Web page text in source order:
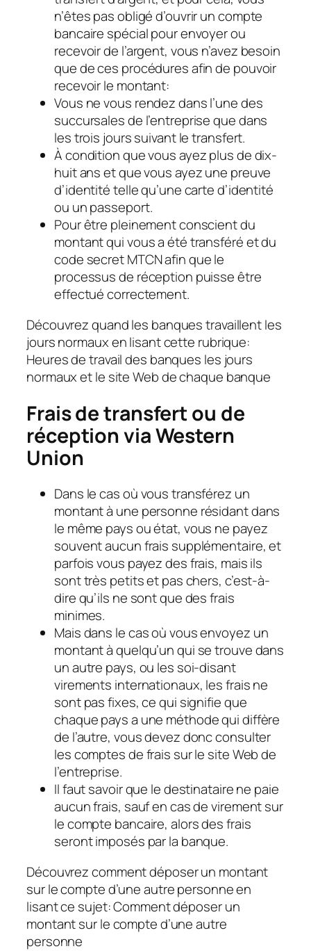
n’êtes pas obligé d’ouvrir un compte
bancaire spécial pour envoyer ou
recevoir de l’argent, vous n’avez besoin
que de ces procédures afin de pouvoir
recevoir le montant:
Vous ne vous rendez dans l’une des
succursales de l’entreprise que dans
les trois jours suivant le transfert.
À condition que vous ayez plus de dix-
huit ans et que vous ayez une preuve
d’identité telle qu’une carte d’identité
ou un passeport.
Pour être pleinement conscient du
montant qui vous a été transféré et du
code secret MTCN afin que le
processus de réception puisse être
effectué correctement.
Découvrez quand les banques travaillent les
jours normaux en lisant cette rubrique:
Heures de travail des banques les jours
normaux et le site Web de chaque banque
Frais de transfert ou de
réception via Western
Union
Dans le cas où vous transférez un
montant à une personne résidant dans
le même pays ou état, vous ne payez
souvent aucun frais supplémentaire, et
parfois vous payez des frais, mais ils
sont très petits et pas chers, c’est-à-
dire qu’ils ne sont que des frais
minimes.
Mais dans le cas où vous envoyez un
montant à quelqu’un qui se trouve dans
un autre pays, ou les soi-disant
virements internationaux, les frais ne
sont pas fixes, ce qui signifie que
chaque pays a une méthode qui diffère
de l’autre, vous devez donc consulter
les comptes de frais sur le site Web de
l’entreprise.
Il faut savoir que le destinataire ne paie
aucun frais, sauf en cas de virement sur
le compte bancaire, alors des frais
seront imposés par la banque.
Découvrez comment déposer un montant
sur le compte d’une autre personne en
lisant ce sujet: Comment déposer un
montant sur le compte d’une autre
personne